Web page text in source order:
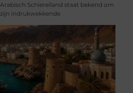
Arabisch Schiereiland staat bekend om
zijn indrukwekkende